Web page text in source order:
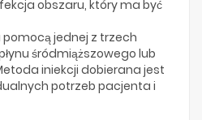
obszaru, który ma być
jednej z trzech
śródmiąższowego lub
iniekcji dobierana jest
potrzeb pacjenta i